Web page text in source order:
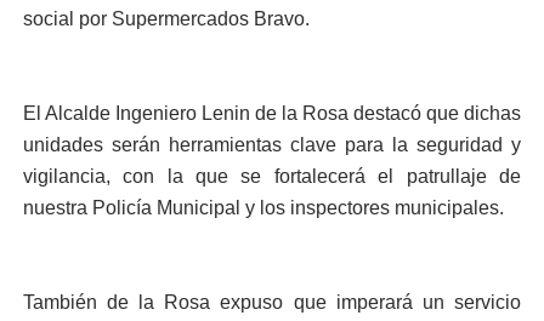
social por Supermercados Bravo.
El Alcalde Ingeniero Lenin de la Rosa destacó que dichas
unidades serán herramientas clave para la seguridad y
vigilancia, con la que se fortalecerá el patrullaje de
nuestra Policía Municipal y los inspectores municipales.
También de la Rosa expuso que imperará un servicio